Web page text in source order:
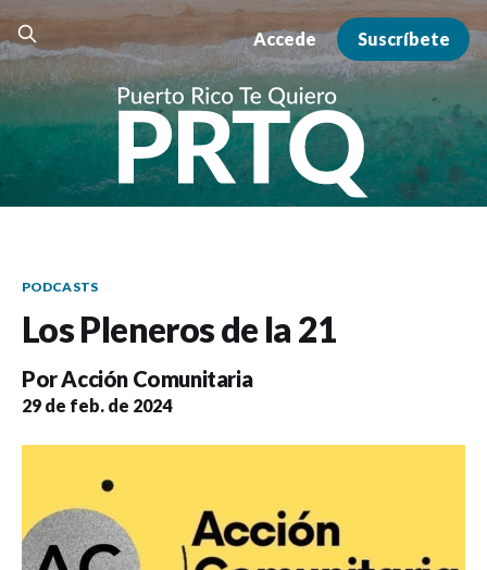
Accede Suscríbete
PODCASTS
Los Pleneros de la 21
PorAcción Comunitaria
29 de feb. de 2024